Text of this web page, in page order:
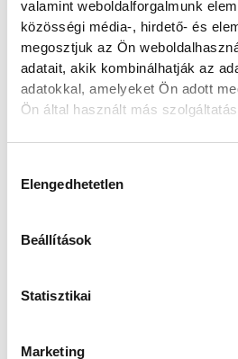
valamint weboldalforgalmunk
közösségi média-, hirdető- és
megosztjuk az Ön
adatait, akik kombinálhatják az
adatokkal, amelyeket Ön adott
Ön által használt más
Elengedhetetlen
Beállítások
Statisztikai
Marketing
A vb-nek - amelyen az
műugrás, műúszás,
vízilabda szerepel a
eredetileg Guadalajara
otthont, ám a mexikói
miatt tavaly februárban
FINA tavaly március 11-
Budapestnek adja a